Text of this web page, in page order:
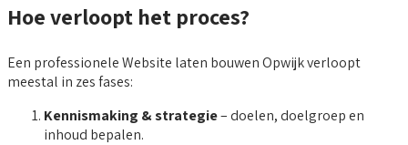
Hoe verloopt het proces?
Een professionele Website laten bouwen Opwijk verloopt
meestal in zes fases:
Kennismaking & strategie– doelen, doelgroep en
inhoud bepalen.